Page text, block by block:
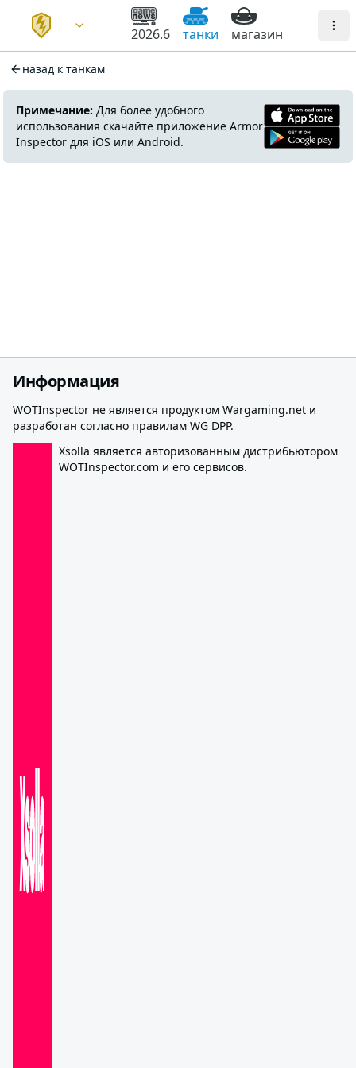
2026.6 танки магазин
назад к танкам
Примечание: Для более удобного
использования скачайте приложение Armor
Inspector для iOS или Android.
Информация
WOTInspector не является продуктом Wargaming.net и
разработан согласно правилам WG DPP.
Xsolla является авторизованным дистрибьютором
WOTInspector.com и его сервисов.